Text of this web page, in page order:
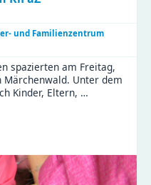
und Familienzentrum
spazierten am Freitag,
Märchenwald. Unter dem
Kinder, Eltern, …